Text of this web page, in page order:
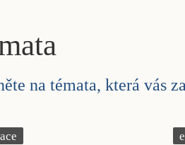
na témata, která vás